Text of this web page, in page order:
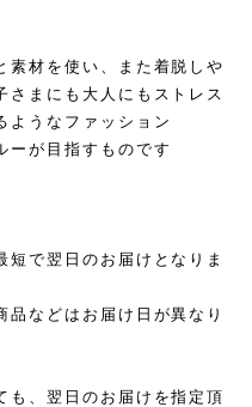
素材を使い、また着脱しや
さまにも大人にもストレス
ようなファッション
ーが目指すものです
で翌日のお届けとなりま
品などはお届け日が異なり
も、翌日のお届けを指定頂